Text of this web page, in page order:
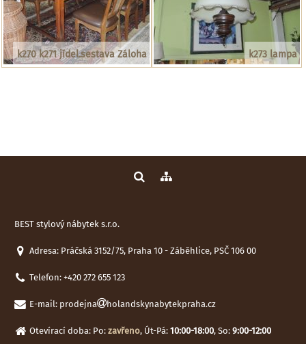
k270 k271 jídel.sestava Záloha k273 lampa
BEST stylový nábytek s.r.o.
Adresa: Práčská 3152/75, Praha 10 - Záběhlice, PSČ 106 00
Telefon: +420 272 655 123
E-mail: prodejna holandskynabytekpraha.cz
Otevírací doba: Po: zavřeno, Út-Pá: 10:00-18:00, So: 9:00-12:00